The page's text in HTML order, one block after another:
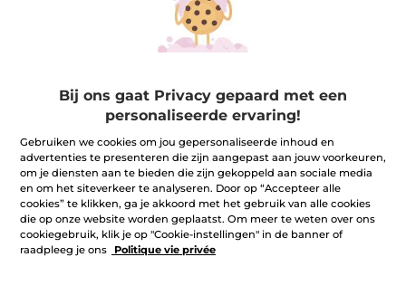
100% plantaardig
60 hectare
biologische velden
Meer zien
Bij ons gaat Privacy gepaard met een
personaliseerde ervaring!
Gebruiken we cookies om jou gepersonaliseerde inhoud en
advertenties te presenteren die zijn aangepast aan jouw voorkeuren,
om je diensten aan te bieden die zijn gekoppeld aan sociale media
en om het siteverkeer te analyseren. Door op “Accepteer alle
cookies” te klikken, ga je akkoord met het gebruik van alle cookies
die op onze website worden geplaatst. Om meer te weten over ons
cookiegebruik, klik je op "Cookie-instellingen" in de banner of
raadpleeg je ons
Politique vie privée